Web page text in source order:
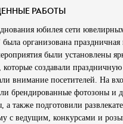
РАБОТЫ
юбилея сети
была организована
были установлены
создавали
внимание посетителей. На
брендированные фотозоны и
а также подготовили
с ведущим, конкурсами и